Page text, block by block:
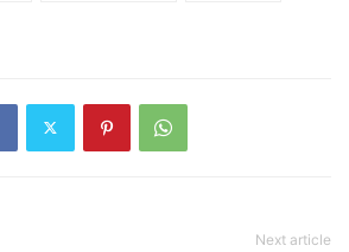
Next article